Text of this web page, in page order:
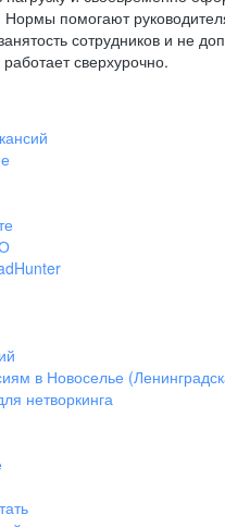
Нормы помогают
сотрудников и не
работает сверхурочно.
в Новоселье
нетворкинга